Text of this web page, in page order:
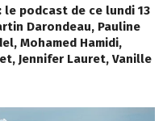
podcast de ce lundi 13
Darondeau, Pauline
Mohamed Hamidi,
Jennifer Lauret, Vanille